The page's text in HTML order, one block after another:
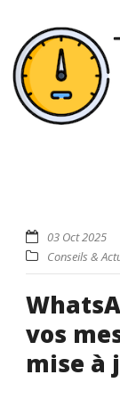
03 Oct 2025
Conseils &
vos
mise à